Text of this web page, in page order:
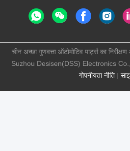
गोपनीयता नीति |
चीन अच्छा गुणवत्ता ऑटोमोटिव पार्ट्स का
Suzhou Desisen(DSS) Electronics